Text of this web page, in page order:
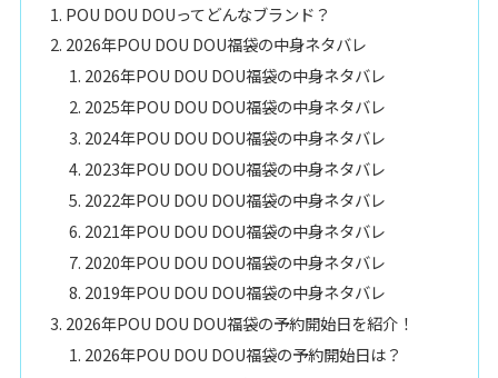
POU DOU DOUってどんなブランド？
2026年POU DOU DOU福袋の中身ネタバレ
2026年POU DOU DOU福袋の中身ネタバレ
2025年POU DOU DOU福袋の中身ネタバレ
2024年POU DOU DOU福袋の中身ネタバレ
2023年POU DOU DOU福袋の中身ネタバレ
2022年POU DOU DOU福袋の中身ネタバレ
2021年POU DOU DOU福袋の中身ネタバレ
2020年POU DOU DOU福袋の中身ネタバレ
2019年POU DOU DOU福袋の中身ネタバレ
2026年POU DOU DOU福袋の予約開始日を紹介！
2026年POU DOU DOU福袋の予約開始日は？